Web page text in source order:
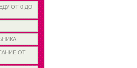
ОТ 0 ДО
ОТ